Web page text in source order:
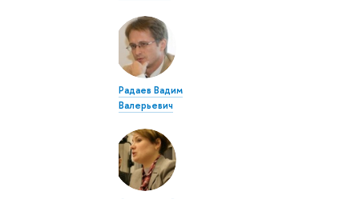
Радаев Вадим
Валерьевич